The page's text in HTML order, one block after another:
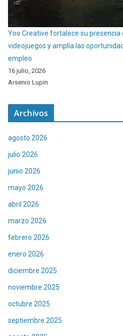
Yoo Creative fortalece su
videojuegos y amplía las
empleo
16 julio, 2026
Arsenio Lupin
Archivos
agosto 2026
julio 2026
junio 2026
mayo 2026
abril 2026
marzo 2026
febrero 2026
enero 2026
diciembre 2025
noviembre 2025
octubre 2025
septiembre 2025